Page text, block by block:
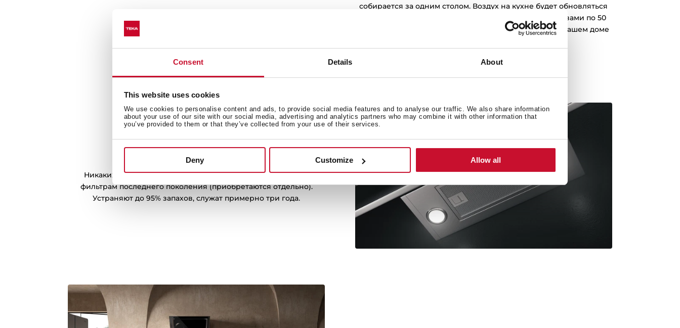
Consent Details About
This website uses cookies
We use cookies to personalise content and ads, to provide social media features and to analyse our traffic. We also share information
about your use of our site with our social media, advertising and analytics partners who may combine it with other information that
you’ve provided to them or that they’ve collected from your use of their services.
Deny Customize Allow all
собирается за одним столом. Воздух на кухне будет обновляться
24 часа в сутки, десятиминутными циклами с перерывами по 50
минут. Избавьтесь от раздражающих запахов, пусть в вашем доме
Регенеративные фильтры
Никаких неприятных запахов благодаря регенеративным*
фильтрам последнего поколения (приобретаются отдельно).
Устраняют до 95% запахов, служат примерно три года.